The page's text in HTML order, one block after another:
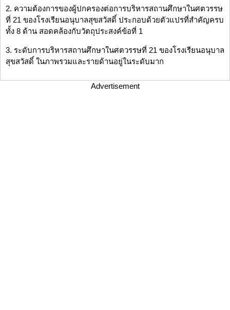
2. ความต้องการของผู้ปกครองต่อการบริหารสถานศึกษาในศตวรรษ
ที่ 21 ของโรงเรียนอนุบาลสุขสวัสดิ์ ประกอบด้วยตัวแปรที่สำคัญครบ
ทั้ง 8 ด้าน สอดคล้องกับวัตถุประสงค์ข้อที่ 1
3. ระดับการบริหารสถานศึกษาในศตวรรษที่ 21 ของโรงเรียนอนุบาล
สุขสวัสดิ์ ในภาพรวมและรายด้านอยู่ในระดับมาก
Advertisement